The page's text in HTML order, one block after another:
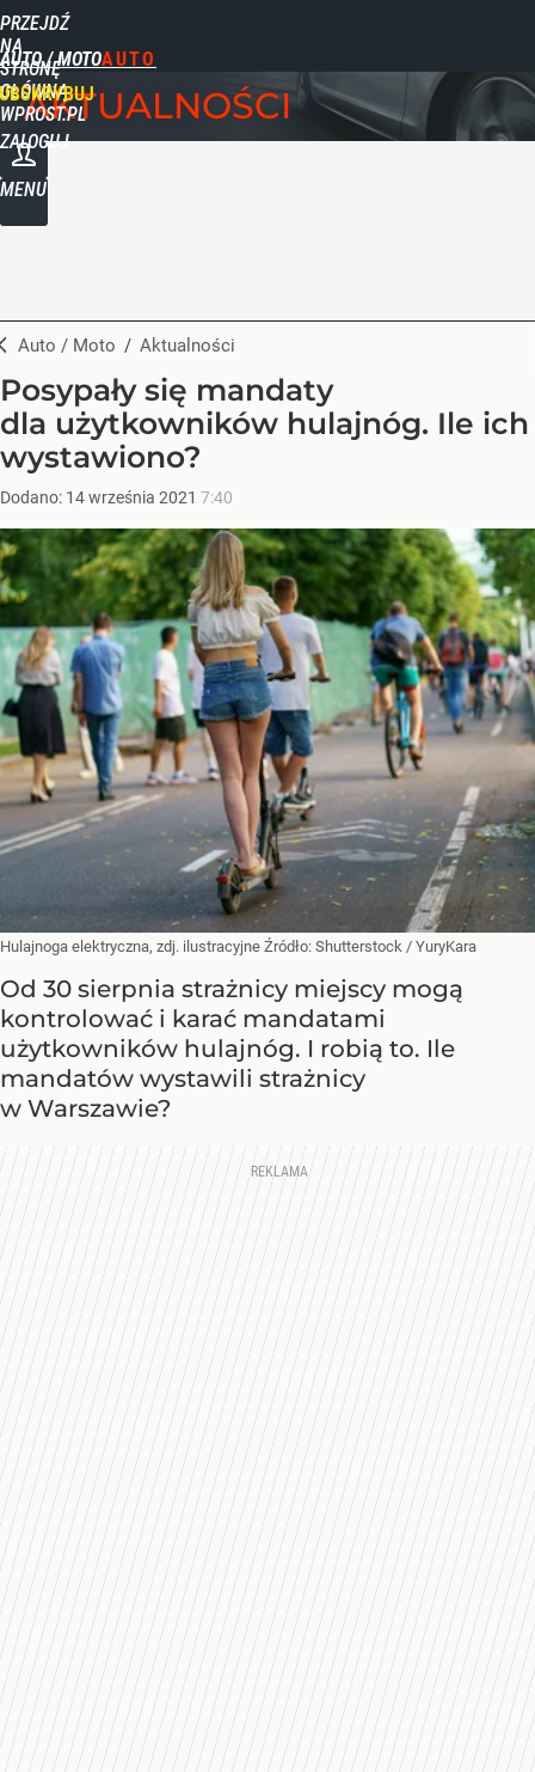
PRZEJDŹ
NA
STRONĘ
GŁÓWNĄ
WPROST.PL
AUTO / MOTO
ZALOGUJ
MENU
AKTUALNOŚCI
Auto / Moto / Aktualności
Posypały się mandaty
dla użytkowników hulajnóg. Ile ich
wystawiono?
Dodano: 14września 2021 7:40
Hulajnoga elektryczna, zdj. ilustracyjne Źródło: Shutterstock / YuryKara
Od 30 sierpnia strażnicy miejscy mogą
kontrolować i karać mandatami
użytkowników hulajnóg. I robią to. Ile
mandatów wystawili strażnicy
w Warszawie?